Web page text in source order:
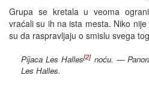
Grupa se kretala u veoma
vraćali su ih na ista mesta. Niko
su da raspravljaju o smislu svega
Pijaca Les Halles[2]noću. —
Les Halles.